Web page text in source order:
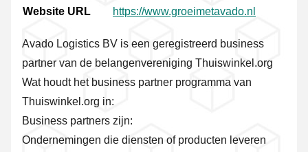
Website URL
https://www.groeimetavado.nl
Avado Logistics BV is een geregistreerd business
partner van de belangenvereniging Thuiswinkel.org
Wat houdt het business partner programma van
Thuiswinkel.org in:
Business partners zijn:
Ondernemingen die diensten of producten leveren